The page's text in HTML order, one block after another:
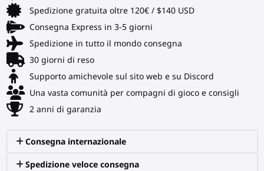
Spedizione gratuita oltre 120€ / $140 USD
Consegna Express in 3-5 giorni
Spedizione in tutto il mondo consegna
30 giorni di reso
Supporto amichevole sul sito web e su Discord
Una vasta comunità per compagni di gioco e consigli
2 anni di garanzia
Consegna internazionale
Spedizione veloce consegna